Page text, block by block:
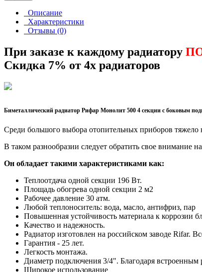
Описание
Характеристики
Отзывы (0)
При заказе к каждому радиатору
Скидка 7% от 4х радиаторов
Биметаллический радиатор Рифар Монолит 500 4 секции с боковым
Среди большого выбора отопительных приборов
В таком разнообразии следует обратить свое
Он обладает такими характеристиками как:
Теплоотдача одной секции 196 Вт.
Площадь обогрева одной секции 2 м2
Рабочее давление 30 атм.
Любой теплоноситель: вода, масло, антифриз, пар
Повышенная устойчивость материала к коррозии
Качество и надежность.
Радиатор изготовлен на российском заводе Rifar.
Гарантия - 25 лет.
Легкость монтажа.
Диаметр подключения 3/4". Благодаря
Широкое использование